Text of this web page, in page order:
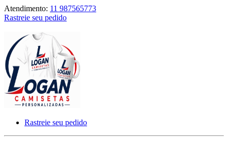
Atendimento: 11 987565773
Rastreie seu pedido
Rastreie seu pedido